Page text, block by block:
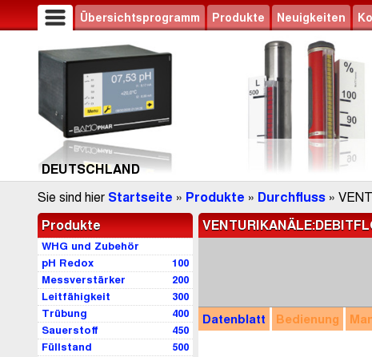
Übersichtsprogramm Produkte Neuigkeiten
DEUTSCHLAND
Sie sind hier Startseite » Produkte » Durchfluss »
Produkte
WHG und Zubehör
100
pH Redox
200
Messverstärker
300
Leitfähigkeit
400
Trübung
450
Sauerstoff
500
Füllstand
Datenblatt Bedienung